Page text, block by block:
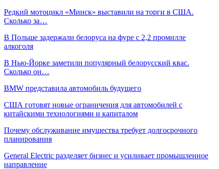
Редкий мотоцикл «Минск» выставили на торги в США.
Сколько за…
В Польше задержали белоруса на фуре с 2,2 промилле
алкоголя
В Нью-Йорке заметили популярный белорусский квас.
Сколько он…
BMW представила автомобиль будущего
США готовят новые ограничения для автомобилей с
китайскими технологиями и капиталом
Почему обслуживание имущества требует долгосрочного
планирования
General Electric разделяет бизнес и усиливает промышленное
направление